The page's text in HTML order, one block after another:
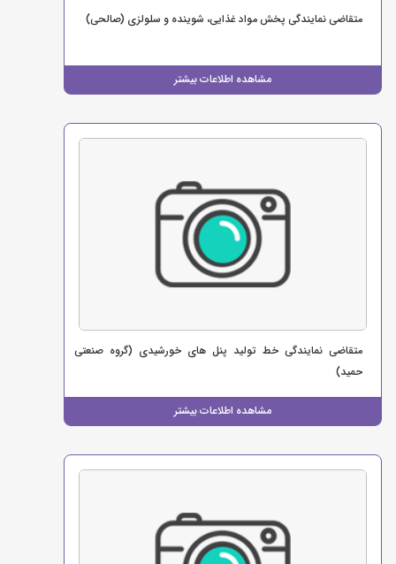
مشاهده اطلاعات بیشتر
متقاضی نمایندگی پخش مواد غذایی، شوینده و سلولزی (صالحی)
مشاهده اطلاعات بیشتر
متقاضی نمایندگی خط تولید پنل های خورشیدی (گروه صنعتی
حمید)